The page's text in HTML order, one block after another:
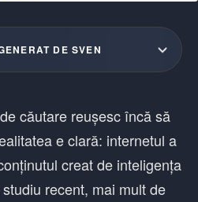
DE SVEN
căutare reușesc încă să
e clară: internetul a
creat de inteligența
recent, mai mult de